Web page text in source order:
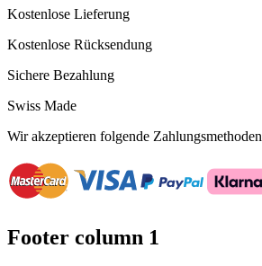
Kostenlose Lieferung
Kostenlose Rücksendung
Sichere Bezahlung
Swiss Made
Wir akzeptieren folgende Zahlungsmethoden
Footer column 1